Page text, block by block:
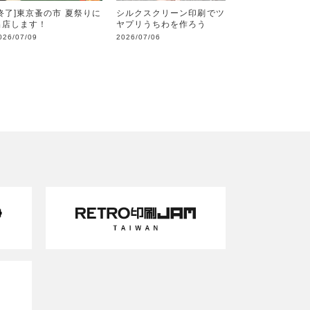
了]東京蚤の市 夏祭りに
します！
07/09
シルクスクリーン印刷でツ
ヤプリうちわを作ろう
2026/07/06